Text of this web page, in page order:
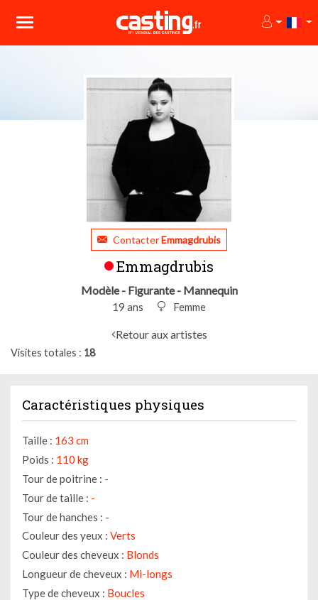
ContacterEmmagdrubis
Emmagdrubis
Modèle - Figurante - Mannequin
19 ans Femme
Retour aux artistes
Visites totales 18
Caractéristiques physiques
Taille : 163 cm
Poids : 110 kg
Tour de poitrine : -
Tour de taille : -
Tour de hanches : -
Couleur des yeux : Verts
Couleur des cheveux : Blonds
Longueur de cheveux : Mi-longs
Type de cheveux : Boucles